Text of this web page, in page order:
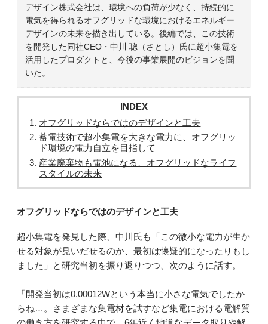
デザイン株式会社は、環境への負荷が少なく、持続的に
電気を得られるオフグリッドな環境におけるエネルギー
デザインの未来を描き出している。後編では、この技術
を開発した同社CEO・中川 聰（さとし）氏に超小集電を
活用したプロダクトと、今後の事業展開のビジョンを聞
いた。
INDEX
オフグリッドならではのデザインと工夫
蓄電技術で超小集電を大きな電力に、オフグリッ
ド環境の電力自立を目指して
産業廃棄物も電池になる、オフグリッドなライフ
スタイルの未来
オフグリッドならではのデザインと工夫
超小集電を発見した際、中川氏も「この微小な電力が生か
せる対象が見いだせるのか、最初は懐疑的になったりもし
ました」と研究当初を振り返りつつ、次のように話す。
「開発当初は0.00012Wという本当に小さな電気でしたか
らね…。さまざまな集電材を試すなど集電における電解質